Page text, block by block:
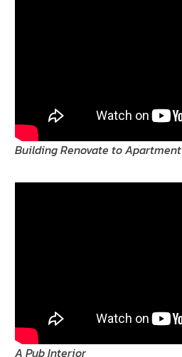
Building Renovate to Apartment
A Pub Interior